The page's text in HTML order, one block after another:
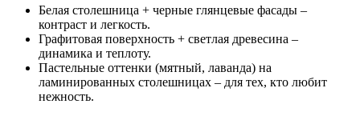
Белая столешница + черные глянцевые фасады –
контраст и легкость.
Графитовая поверхность + светлая древесина –
динамика и теплоту.
Пастельные оттенки (мятный, лаванда) на
ламинированных столешницах – для тех, кто любит
нежность.